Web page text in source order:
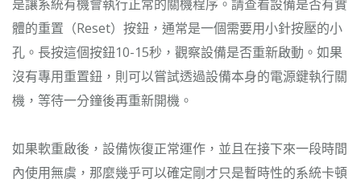
是讓系統有機會執行正常的關機程序。請查看設備是否有實
體的重置（Reset）按鈕，通常是一個需要用小針按壓的小
孔。長按這個按鈕10-15秒，觀察設備是否重新啟動。如果
沒有專用重置鈕，則可以嘗試透過設備本身的電源鍵執行關
機，等待一分鐘後再重新開機。
如果軟重啟後，設備恢復正常運作，並且在接下來一段時間
內使用無虞，那麼幾乎可以確定剛才只是暫時性的系統卡頓